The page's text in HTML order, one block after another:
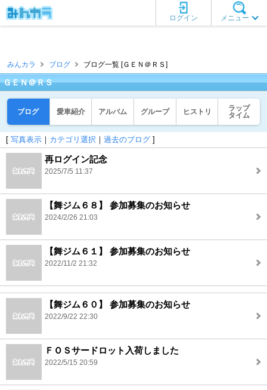
メニュー
ログイン
みんカラ ブログ ブログ一覧 [ＧＥＮ＠ＲＳ]
ＧＥＮ＠ＲＳ
ブログ 愛車紹介 アルバム グループ ヒストリ
ラップ
タイム
[ 写真表示 ｜ カテゴリ選択 ｜ 過去のブログ ]
再ログイン記念
2025/7/5 11:37
【舞ジム６８】 参加募集のお知らせ
2024/2/26 21:03
【舞ジム６１】 参加募集のお知らせ
2022/11/2 21:32
【舞ジム６０】 参加募集のお知らせ
2022/9/22 22:30
ＦＯＳサードロット入荷しました
2022/5/15 20:59